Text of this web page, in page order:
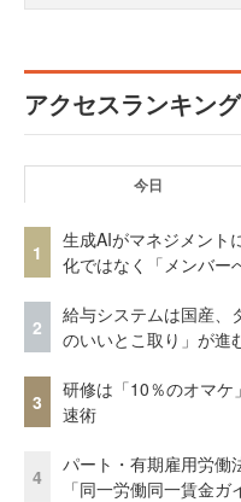
アクセスランキング
今日
1
生成AIがマネジメント
化ではなく「メンバー
2
給与システムは国産
のいいとこ取り」が進
3
研修は「10％のオマ
速術
4
パート・有期雇用労働
「同一労働同一賃金